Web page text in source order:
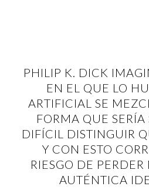
PHILIP K. DICK
EN EL QUE LO
ARTIFICIAL SE
FORMA QUE
DIFÍCIL DISTINGUIR
Y CON ESTO
RIESGO DE
AUTÉNTICA